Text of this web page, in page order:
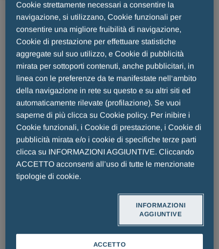
Fair Play nel DNA di Menarini: il
video del CEO, Elcin Barker
Ergun
Cookie strettamente necessari a consentire la
navigazione, si utilizzano, Cookie funzionali per
consentire una migliore fruibilità di navigazione,
Cookie di prestazione per effettuare statistiche
aggregate sul suo utilizzo, e Cookie di pubblicità
mirata per sottoporti contenuti, anche pubblicitari, in
linea con le preferenze da te manifestate nell‘ambito
della navigazione in rete su questo e su altri siti ed
automaticamente rilevate (profilazione). Se vuoi
saperne di più clicca su Cookie policy. Per inibire i
Cookie funzionali, i Cookie di prestazione, i Cookie di
pubblicità mirata e/o i cookie di specifiche terze parti
clicca su INFORMAZIONI AGGIUNTIVE. Cliccando
ACCETTO acconsenti all’uso di tutte le menzionate
tipologie di cookie.
INFORMAZIONI
AGGIUNTIVE
ACCETTO